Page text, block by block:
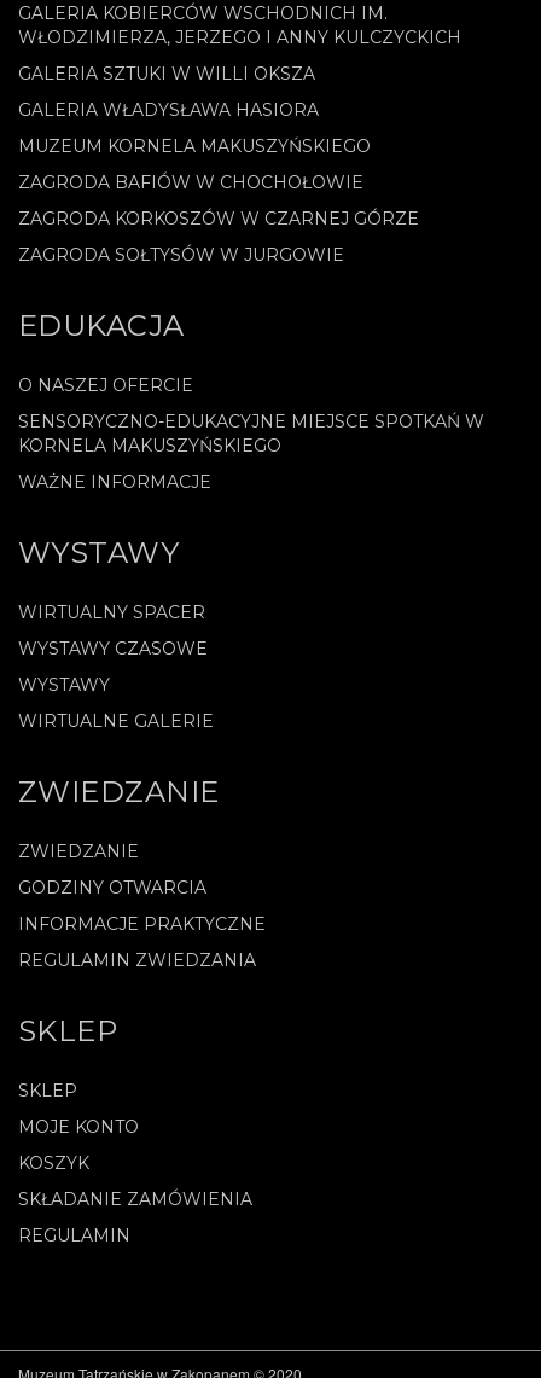
GALERIA KOBIERCÓW WSCHODNICH IM.
WŁODZIMIERZA, JERZEGO I ANNY KULCZYCKICH
GALERIA SZTUKI W WILLI OKSZA
GALERIA WŁADYSŁAWA HASIORA
MUZEUM KORNELA MAKUSZYŃSKIEGO
ZAGRODA BAFIÓW W CHOCHOŁOWIE
ZAGRODA KORKOSZÓW W CZARNEJ GÓRZE
ZAGRODA SOŁTYSÓW W JURGOWIE
EDUKACJA
O NASZEJ OFERCIE
SENSORYCZNO-EDUKACYJNE MIEJSCE SPOTKAŃ W
KORNELA MAKUSZYŃSKIEGO
WAŻNE INFORMACJE
WYSTAWY
WIRTUALNY SPACER
WYSTAWY CZASOWE
WYSTAWY
WIRTUALNE GALERIE
ZWIEDZANIE
ZWIEDZANIE
GODZINY OTWARCIA
INFORMACJE PRAKTYCZNE
REGULAMIN ZWIEDZANIA
SKLEP
SKLEP
MOJE KONTO
KOSZYK
SKŁADANIE ZAMÓWIENIA
REGULAMIN
Muzeum Tatrzańskie w Zakopanem © 2020